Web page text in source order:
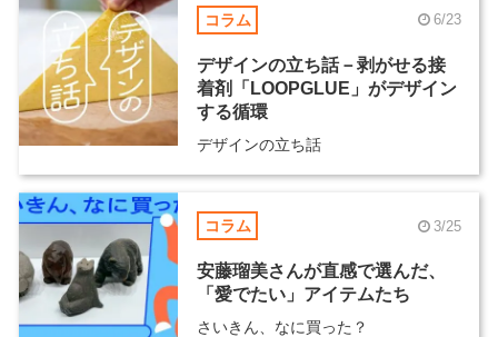
コラム 6/23
デザインの立ち話－剥がせる接
着剤「LOOPGLUE」がデザイン
する循環
デザインの立ち話
コラム 3/25
安藤瑠美さんが直感で選んだ、
「愛でたい」アイテムたち
さいきん、なに買った？